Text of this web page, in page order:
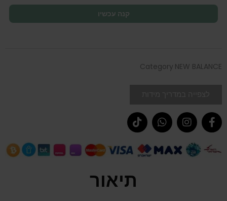
קנה עכשיו
Category NEW BALANCE
תיאור